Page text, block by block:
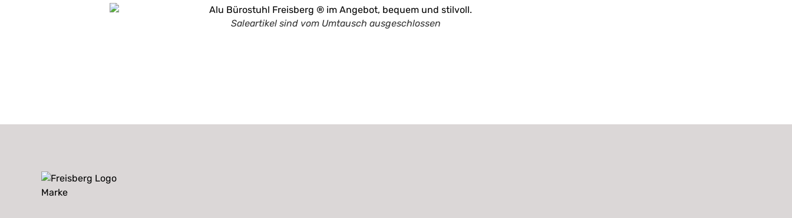
Saleartikel sind vom Umtausch ausgeschlossen